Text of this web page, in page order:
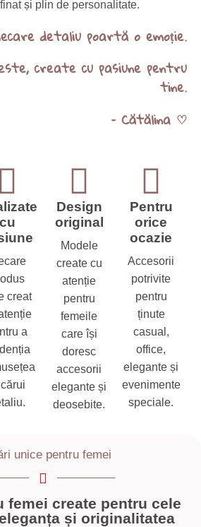
și plin de personalitate.
detaliu poartă o emoție.
create cu pasiune pentru
tine.
– Cătălina ♡
cu
creat
a
Design
original
Modele
create cu
atenție
pentru
femeile
care își
doresc
accesorii
elegante și
deosebite.
Pentru
orice
ocazie
Accesorii
potrivite
pentru
ținute
casual,
office,
elegante și
evenimente
speciale.
unice pentru femei
femei create pentru cele
și originalitatea